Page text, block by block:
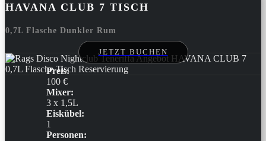
HAVANA CLUB 7 TISCH
0,7L Flasche Dunkler Rum
JETZT BUCHEN
Preis:
100 €
Mixer:
3 x 1,5L
Eiskübel:
1
Personen: